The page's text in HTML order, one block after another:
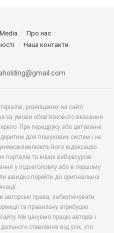
Про нас
Наші контакти
розміщених на сайті
за умови обов’язкового вказання
При передруку або цитуванні
для пошукових систем і не
його індексацію.
та інших веб-ресурсів
у підзаголовку або в першому
швидко перейти до оригінальної
права, забезпечувати
та правильну атрибуцію
Ми цінуємо працю авторів і
ставлення від усіх, хто